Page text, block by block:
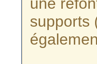
supports